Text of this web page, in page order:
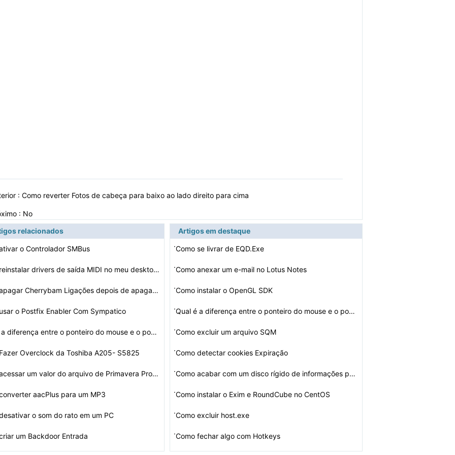
: Como reverter Fotos de cabeça para baixo ao lado direito para cima
: No
relacionados
o Controlador SMBus
Como reinstalar drivers de saída MIDI no meu desktop D…
Como apagar Cherrybam Ligações depois de apagar COD
o Postfix Enabler Com Sympatico
Qual é a diferença entre o ponteiro do mouse e o pont…
Overclock da Toshiba A205- S5825
Como acessar um valor do arquivo de Primavera Proprieda…
aacPlus para um MP3
o som do rato em um PC
um Backdoor Entrada
Artigos em destaque
·Como se livrar de EQD.Exe
·Como anexar um e-mail no Lotus Notes
·Como instalar o OpenGL SDK
· Qual é a diferença entre o ponteiro do mouse e o pont…
·Como excluir um arquivo SQM
·Como detectar cookies Expiração
· Como acabar com um disco rígido de informações pesso…
·Como instalar o Exim e RoundCube no CentOS
·Como excluir host.exe
·Como fechar algo com Hotkeys